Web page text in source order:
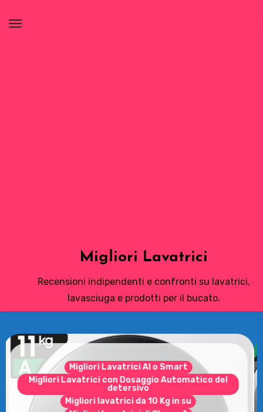
Migliori Lavatrici
Recensioni indipendenti e confronti su lavatrici,
lavasciuga e prodotti per il bucato.
Le Asciugatrici